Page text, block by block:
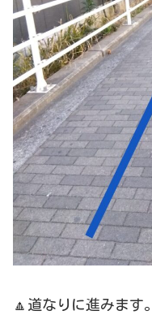
🔼道なりに進みます。